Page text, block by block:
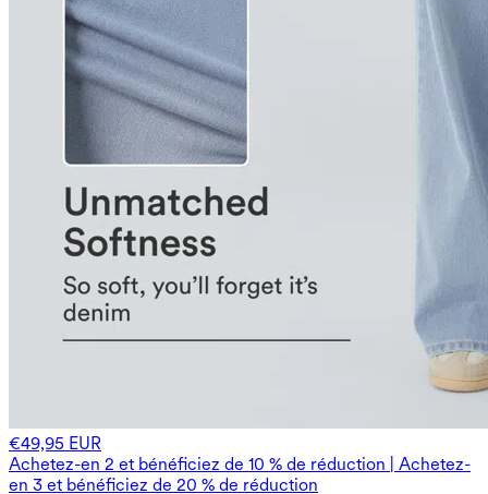
€49,95 EUR
Achetez-en 2 et bénéficiez de 10 % de réduction | Achetez-
en 3 et bénéficiez de 20 % de réduction